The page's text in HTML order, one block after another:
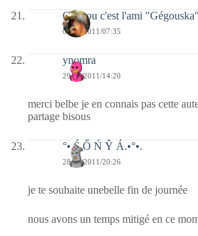
Coucou c'est l'ami "Gégouska"
02/09/2011/07:35
ynomra
29/08/2011/14:20
merci belbe je en connais pas cette
partage bisous
°•.Ś Ő Ń Ŷ Á.•°•.
28/08/2011/20:26
je te souhaite unebelle fin de journée
nous avons un temps mitigé en ce